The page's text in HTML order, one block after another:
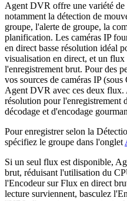
Agent DVR offre une variété de
notamment la détection de
groupe, l'alerte de groupe, la
planification. Les caméras IP
en direct basse résolution idéal
visualisation en direct, et un
l'enregistrement brut. Pour des
vos sources de caméras IP (sous
Agent DVR avec ces deux
résolution pour l'enregistrement
décodage et d'encodage
Pour enregistrer selon la
spécifiez le groupe dans l'onglet
Si un seul flux est disponible,
brut, réduisant l'utilisation du
l'Encodeur sur Flux en direct
lecture surviennent, basculez